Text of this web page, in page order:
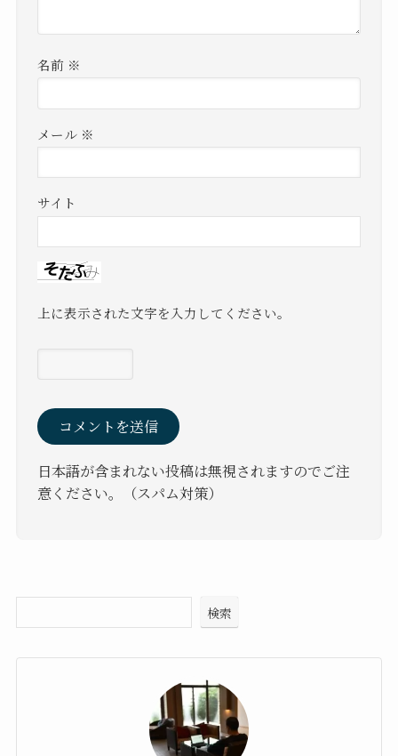
名前 ※
メール ※
サイト
上に表示された文字を入力してください。
日本語が含まれない投稿は無視されますのでご注
意ください。（スパム対策）
検索